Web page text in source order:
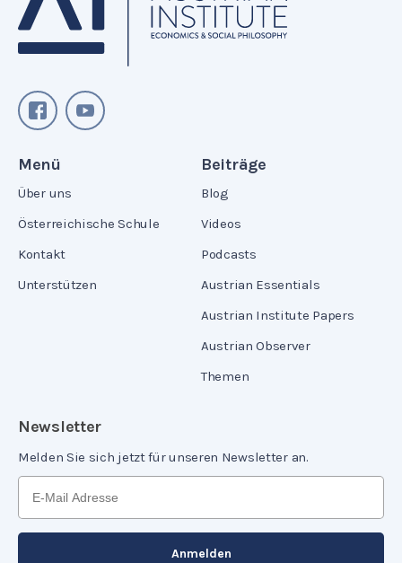
Menü
Über uns
Österreichische Schule
Kontakt
Unterstützen
Beiträge
Blog
Videos
Podcasts
Austrian Essentials
Austrian Institute Papers
Austrian Observer
Themen
Newsletter
Melden Sie sich jetzt für unseren Newsletter an.